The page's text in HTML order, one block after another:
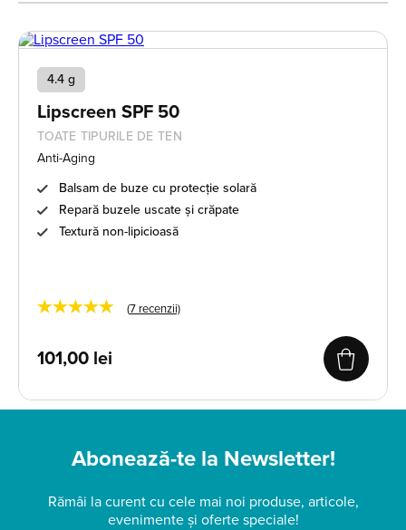
4.4 g
Lipscreen SPF 50
TOATE TIPURILE DE TEN
Anti-Aging
Balsam de buze cu protecție solară
Repară buzele uscate și crăpate
Textură non-lipicioasă
★★★★★ (7 recenzii)
101,00 lei
Abonează-te la Newsletter!
Rămâi la curent cu cele mai noi produse, articole,
evenimente și oferte speciale!